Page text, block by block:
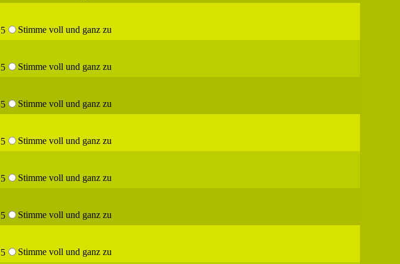
5
Stimme voll und ganz zu
5
Stimme voll und ganz zu
5
Stimme voll und ganz zu
5
Stimme voll und ganz zu
5
Stimme voll und ganz zu
5
Stimme voll und ganz zu
5
Stimme voll und ganz zu